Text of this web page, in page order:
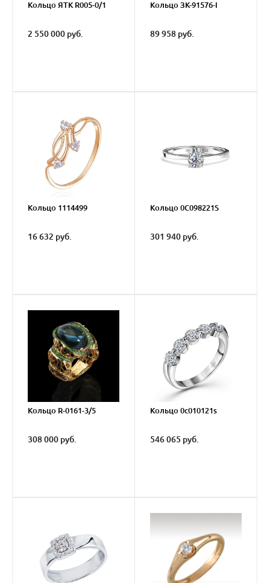
Кольцо ЯТК R005-0/1
2 550 000 руб.
Кольцо ЗК-91576-I
89 958 руб.
Кольцо 1114499
16 632 руб.
Кольцо 0C098221S
301 940 руб.
Кольцо R-0161-3/5
308 000 руб.
Кольцо 0c010121s
546 065 руб.